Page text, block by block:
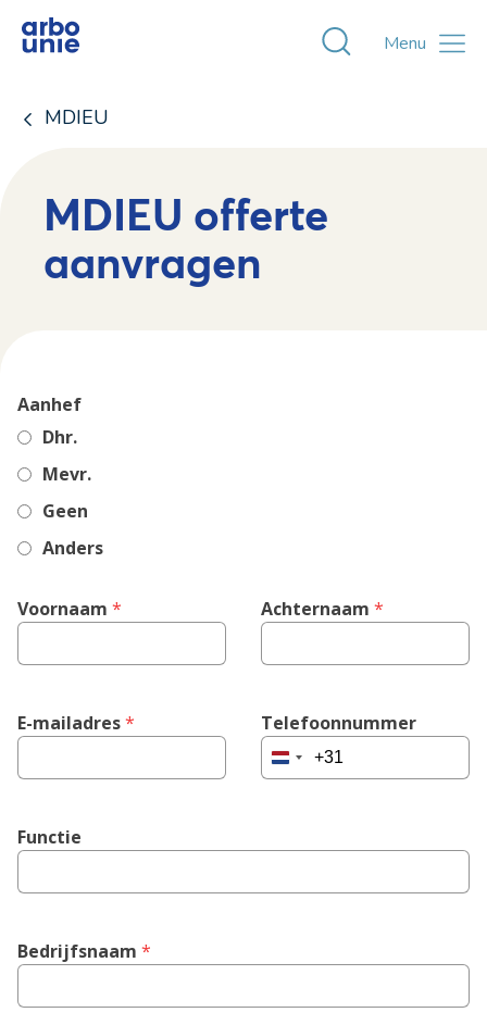
Toggle
Menu
MDIEU
MDIEU offerte
aanvragen
Aanhef
Dhr.
Mevr.
Geen
Anders
Voornaam * Achternaam *
E-mailadres * Telefoonnummer
Netherlands
Functie
Bedrijfsnaam *